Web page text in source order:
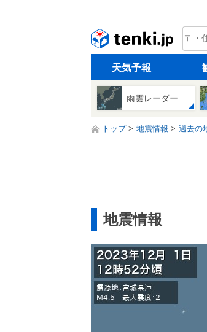
天気予報
雨雲レーダー
トップ 地震情報 過去の
地震情報